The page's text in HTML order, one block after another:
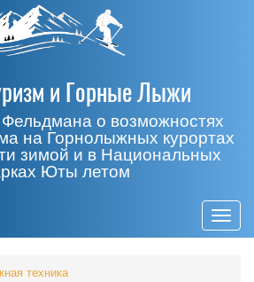
и Горные Лыжи
о возможностях
на Горнолыжных курортах
зимой и в Национальных
Юты летом
техника